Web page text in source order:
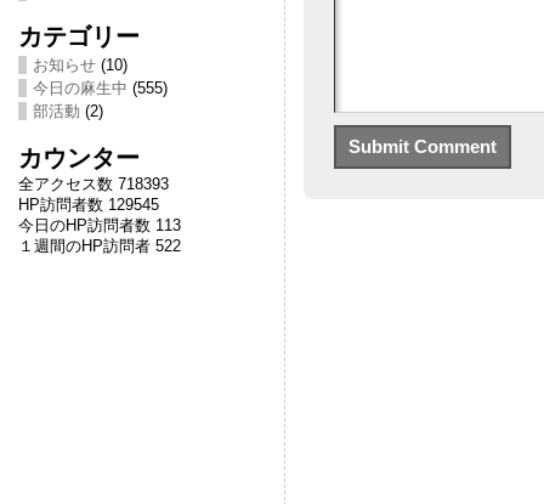
カテゴリー
お知らせ(10)
今日の麻生中 (555)
部活動 (2)
カウンター
全アクセス数 718393
HP訪問者数 129545
今日のHP訪問者数 113
１週間のHP訪問者 522